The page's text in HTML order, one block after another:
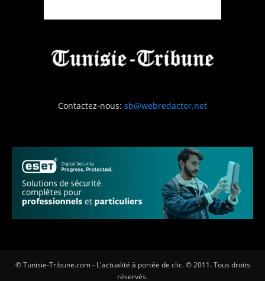
Contactez-nous: sb@webredactor.net
© Tunisie-Tribune.com - L'actualité à portée de clic. © 2011. Tous droits
réservés.